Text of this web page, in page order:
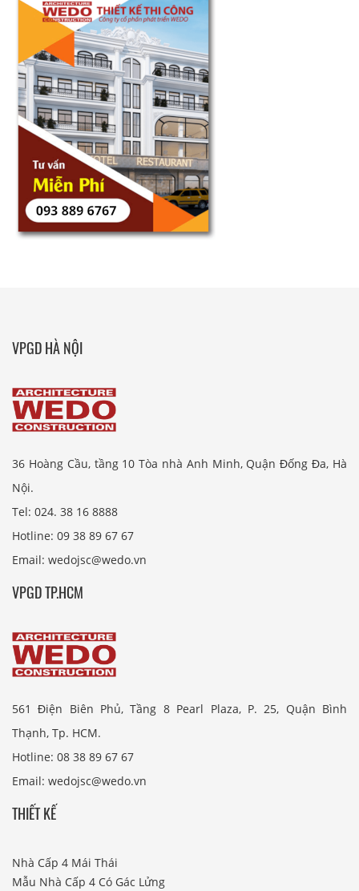
VPGD HÀ NỘI
36 Hoàng Cầu, tầng 10 Tòa nhà Anh Minh, Quận Đống Đa, Hà
Nội.
Tel: 024. 38 16 8888
Hotline: 09 38 89 67 67
Email: wedojsc@wedo.vn
VPGD TP.HCM
561 Điện Biên Phủ, Tầng 8 Pearl Plaza, P. 25, Quận Bình
Thạnh, Tp. HCM.
Hotline: 08 38 89 67 67
Email: wedojsc@wedo.vn
THIẾT KẾ
Nhà Cấp 4 Mái Thái
Mẫu Nhà Cấp 4 Có Gác Lửng